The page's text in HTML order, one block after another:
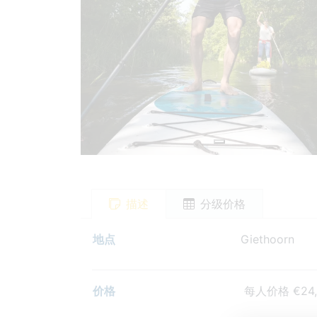
描述 分级价格
地点 Giethoorn
价格 每人价格